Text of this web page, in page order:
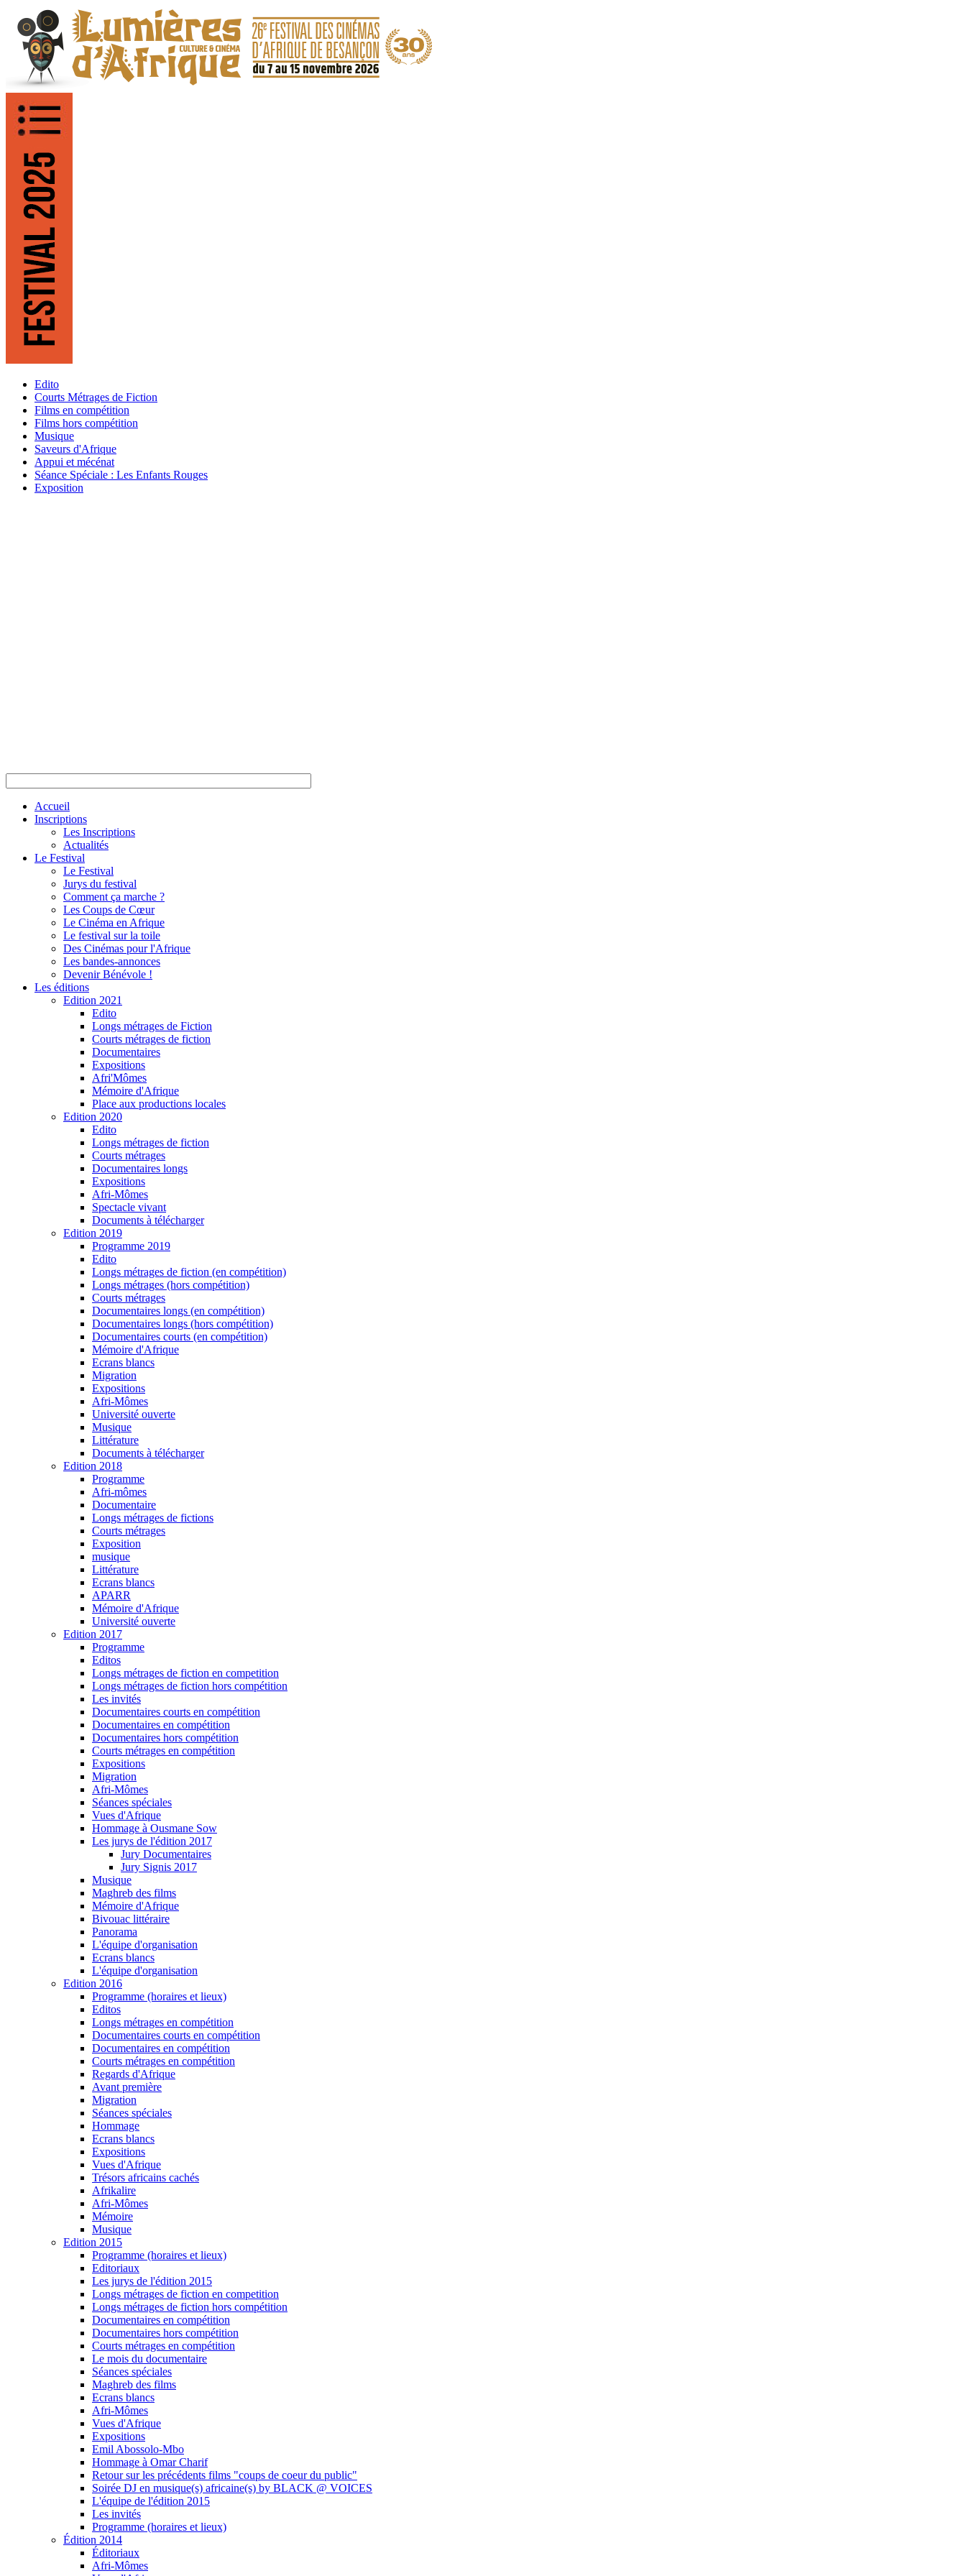
Edito
Courts Métrages de Fiction
Films en compétition
Films hors compétition
Musique
Saveurs d'Afrique
Appui et mécénat
Séance Spéciale : Les Enfants Rouges
Exposition
Accueil
Inscriptions
Les Inscriptions
Actualités
Le Festival
Le Festival
Jurys du festival
Comment ça marche ?
Les Coups de Cœur
Le Cinéma en Afrique
Le festival sur la toile
Des Cinémas pour l'Afrique
Les bandes-annonces
Devenir Bénévole !
Les éditions
Edition 2021
Edito
Longs métrages de Fiction
Courts métrages de fiction
Documentaires
Expositions
Afri'Mômes
Mémoire d'Afrique
Place aux productions locales
Edition 2020
Edito
Longs métrages de fiction
Courts métrages
Documentaires longs
Expositions
Afri-Mômes
Spectacle vivant
Documents à télécharger
Edition 2019
Programme 2019
Edito
Longs métrages de fiction (en compétition)
Longs métrages (hors compétition)
Courts métrages
Documentaires longs (en compétition)
Documentaires longs (hors compétition)
Documentaires courts (en compétition)
Mémoire d'Afrique
Ecrans blancs
Migration
Expositions
Afri-Mômes
Université ouverte
Musique
Littérature
Documents à télécharger
Edition 2018
Programme
Afri-mômes
Documentaire
Longs métrages de fictions
Courts métrages
Exposition
musique
Littérature
Ecrans blancs
APARR
Mémoire d'Afrique
Université ouverte
Edition 2017
Programme
Editos
Longs métrages de fiction en competition
Longs métrages de fiction hors compétition
Les invités
Documentaires courts en compétition
Documentaires en compétition
Documentaires hors compétition
Courts métrages en compétition
Expositions
Migration
Afri-Mômes
Séances spéciales
Vues d'Afrique
Hommage à Ousmane Sow
Les jurys de l'édition 2017
Jury Documentaires
Jury Signis 2017
Musique
Maghreb des films
Mémoire d'Afrique
Bivouac littéraire
Panorama
L'équipe d'organisation
Ecrans blancs
L'équipe d'organisation
Edition 2016
Programme (horaires et lieux)
Editos
Longs métrages en compétition
Documentaires courts en compétition
Documentaires en compétition
Courts métrages en compétition
Regards d'Afrique
Avant première
Migration
Séances spéciales
Hommage
Ecrans blancs
Expositions
Vues d'Afrique
Trésors africains cachés
Afrikalire
Afri-Mômes
Mémoire
Musique
Edition 2015
Programme (horaires et lieux)
Editoriaux
Les jurys de l'édition 2015
Longs métrages de fiction en competition
Longs métrages de fiction hors compétition
Documentaires en compétition
Documentaires hors compétition
Courts métrages en compétition
Le mois du documentaire
Séances spéciales
Maghreb des films
Ecrans blancs
Afri-Mômes
Vues d'Afrique
Expositions
Emil Abossolo-Mbo
Hommage à Omar Charif
Retour sur les précédents films "coups de coeur du public"
Soirée DJ en musique(s) africaine(s) by BLACK @ VOICES
L'équipe de l'édition 2015
Les invités
Programme (horaires et lieux)
Édition 2014
Éditoriaux
Afri-Mômes